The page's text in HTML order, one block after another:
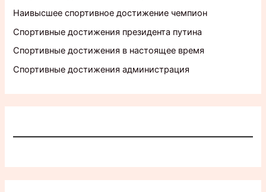
Наивысшее спортивное достижение чемпион
Спортивные достижения президента путина
Спортивные достижения в настоящее время
Спортивные достижения администрация